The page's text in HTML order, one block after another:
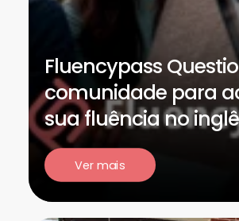
Fluencypass
comunidade para
sua fluência no
Ver mais